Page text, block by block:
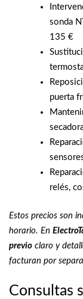
sonda
135 €
puerta
relés,
Estos precios son
horario. En
previo claro y
facturan por
Consultas